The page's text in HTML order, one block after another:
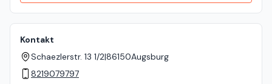
Kontakt
Schaezlerstr. 13 1/2|86150Augsburg
8219079797